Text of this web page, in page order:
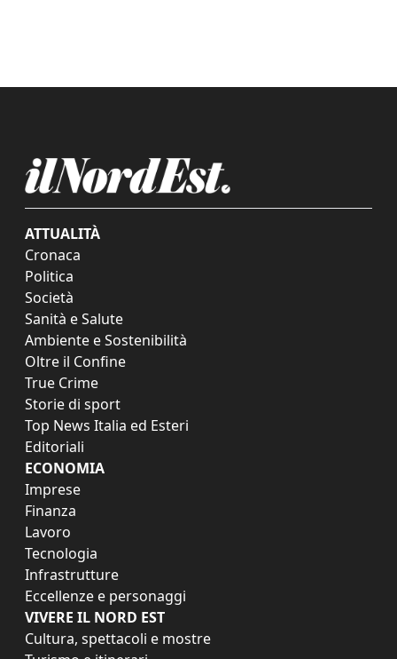
ATTUALITÀ
Cronaca
Politica
Società
Sanità e Salute
Ambiente e Sostenibilità
Oltre il Confine
True Crime
Storie di sport
Top News Italia ed Esteri
Editoriali
ECONOMIA
Imprese
Finanza
Lavoro
Tecnologia
Infrastrutture
Eccellenze e personaggi
VIVERE IL NORD EST
Cultura, spettacoli e mostre